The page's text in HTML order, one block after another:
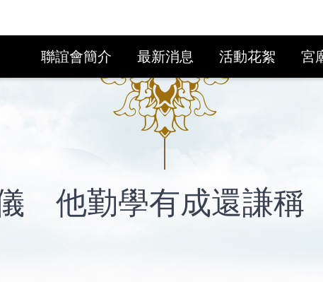
聯誼會簡介 最新消息 活動花絮 宮
他勤學有成還謙稱